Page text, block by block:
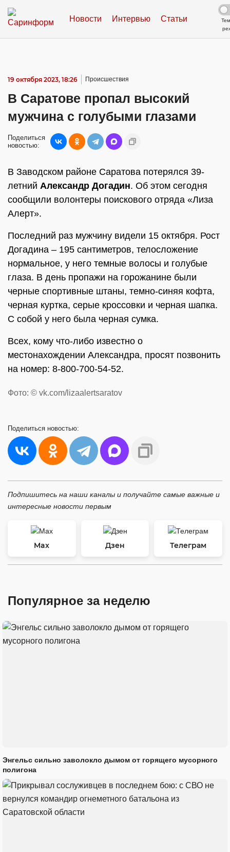
Новости Интервью Статьи
19 октября 2023, 18:26 Происшествия
В Саратове пропал высокий
мужчина с голубыми глазами
Поделиться
новостью:
В Заводском районе Саратова потерялся 39-
летний Александр Догадин. Об этом сегодня
сообщили волонтеры поискового отряда «Лиза
Алерт».
Последний раз мужчину видели 15 октября. Рост
Догадина – 195 сантиметров, телосложение
нормальное, у него темные волосы и голубые
глаза. В день пропажи на горожанине были
черные спортивные штаны, темно-синяя кофта,
черная куртка, серые кроссовки и черная шапка.
С собой у него была черная сумка.
Всех, кому что-либо известно о
местонахождении Александра, просят позвонить
на номер: 8-800-700-54-52.
Фото: © vk.com/lizaalertsaratov
Поделиться новостью:
Подпишитесь на наши каналы и получайте самые важные и
интересные новости первым
Max Дзен Телеграм
Популярное за неделю
Энгельс сильно заволокло дымом от горящего мусорного
полигона